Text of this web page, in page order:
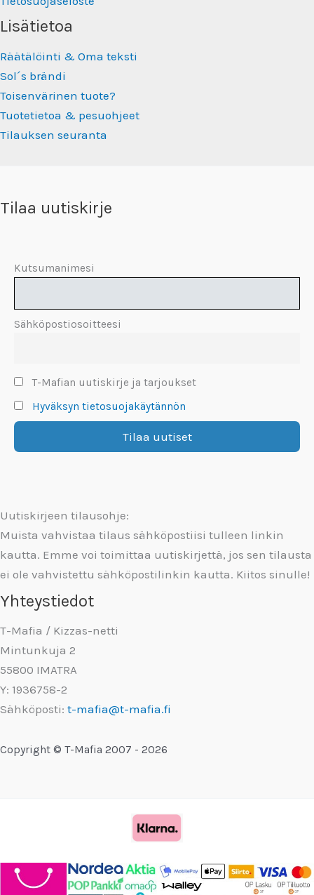
Lisätietoa
Räätälöinti & Oma teksti
Sol´s brändi
Toisenvärinen tuote?
Tuotetietoa & pesuohjeet
Tilauksen seuranta
Tilaa uutiskirje
Kutsumanimesi
Sähköpostiosoitteesi
T-Mafian uutiskirje ja tarjoukset
Hyväksyn tietosuojakäytännön
Uutiskirjeen tilausohje:
Muista vahvistaa tilaus sähköpostiisi tulleen linkin
kautta. Emme voi toimittaa uutiskirjettä, jos sen tilausta
ei ole vahvistettu sähköpostilinkin kautta. Kiitos sinulle!
Yhteystiedot
T-Mafia / Kizzas-netti
Mintunkuja 2
55800 IMATRA
Y: 1936758-2
Sähköposti: t-mafia@t-mafia.fi
Copyright © T-Mafia 2007 - 2026